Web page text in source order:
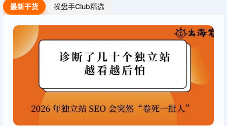
最新干货 操盘手Club精选